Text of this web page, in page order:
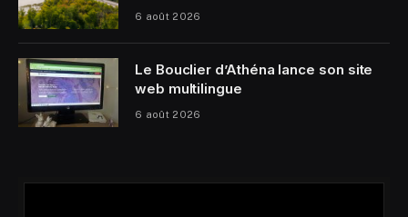
6 août 2026
Le Bouclier d’Athéna lance son site
web multilingue
6 août 2026